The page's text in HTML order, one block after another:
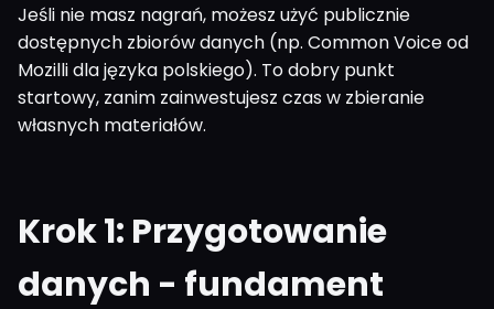
Jeśli nie masz nagrań, możesz użyć publicznie
dostępnych zbiorów danych (np. Common Voice od
Mozilli dla języka polskiego). To dobry punkt
startowy, zanim zainwestujesz czas w zbieranie
własnych materiałów.
Krok 1: Przygotowanie
danych - fundament